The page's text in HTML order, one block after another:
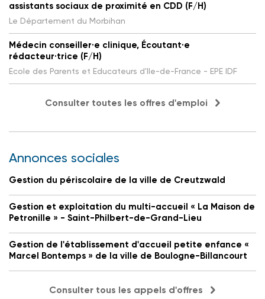
assistants sociaux de proximité en CDD (F/H)
Le Département du Morbihan
Médecin conseiller·e clinique, Écoutant·e
rédacteur·trice (F/H)
Ecole des Parents et Educateurs d'Ile-de-France - EPE IDF
Consulter toutes les offres d'emploi
Annonces sociales
Gestion du périscolaire de la ville de Creutzwald
Gestion et exploitation du multi-accueil « La Maison de
Petronille » - Saint-Philbert-de-Grand-Lieu
Gestion de l'établissement d'accueil petite enfance «
Marcel Bontemps » de la ville de Boulogne-Billancourt
Consulter tous les appels d'offres